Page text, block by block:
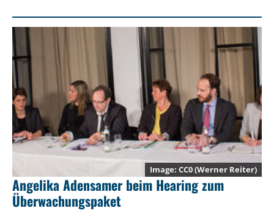
CC0(Werner Reiter)
Angelika Adensamer beim Hearing zum
Überwachungspaket